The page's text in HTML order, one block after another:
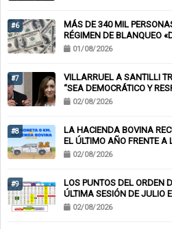
#6
MÁS DE 340 MIL
RÉGIMEN DE BLANQUEO
01/08/2026
#7
VILLARRUEL A SANTILLI
“SEA DEMOCRÁTICO Y
02/08/2026
#8
LA HACIENDA BOVINA
EL ÚLTIMO AÑO FRENTE
02/08/2026
#9
LOS PUNTOS DEL ORDEN
ÚLTIMA SESIÓN DE JULIO
02/08/2026